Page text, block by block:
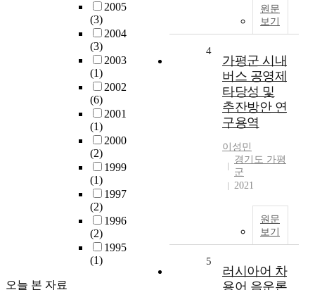
2005
(3)
2004
(3)
2003
(1)
2002
(6)
2001
(1)
2000
(2)
1999
(1)
1997
(2)
1996
(2)
1995
(1)
오늘 본 자료
원문
보기
4
가평군 시내
버스 공영제
타당성 및
추잔방안 연
구용역
이성민
경기도 가평
군
2021
원문
보기
5
러시아어 차
용어 음운론